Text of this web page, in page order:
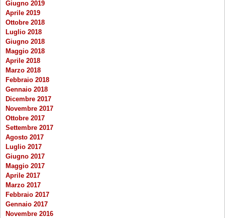
Giugno 2019
Aprile 2019
Ottobre 2018
Luglio 2018
Giugno 2018
Maggio 2018
Aprile 2018
Marzo 2018
Febbraio 2018
Gennaio 2018
Dicembre 2017
Novembre 2017
Ottobre 2017
Settembre 2017
Agosto 2017
Luglio 2017
Giugno 2017
Maggio 2017
Aprile 2017
Marzo 2017
Febbraio 2017
Gennaio 2017
Novembre 2016